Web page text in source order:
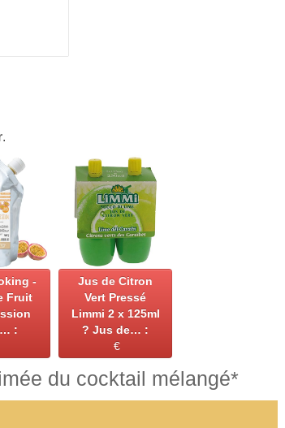
.
-
Fruit
:
Jus de Citron
Vert Pressé
Limmi 2 x 125ml
? Jus de… :
€
du cocktail mélangé*